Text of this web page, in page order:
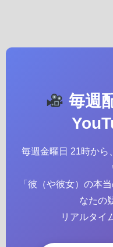
毎週
毎週金曜日 21時から
「彼（や彼女）の本
なたの
リアルタイ